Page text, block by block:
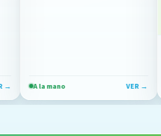
ACEITE
C/60ML
A la mano